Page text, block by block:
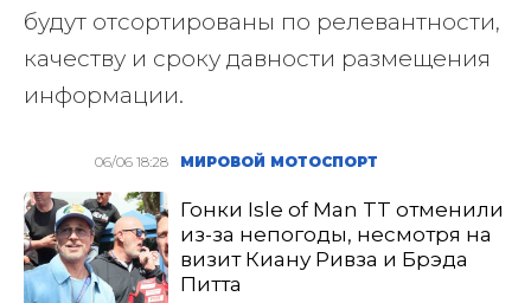
будут отсортированы по релевантности,
качеству и сроку давности размещения
информации.
06/06 18:28 МИРОВОЙ МОТОСПОРТ
Гонки Isle of Man TT отменили
из-за непогоды, несмотря на
визит Киану Ривза и Брэда
Питта